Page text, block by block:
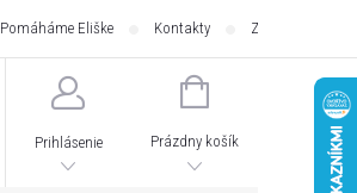
Pomáháme Eliške Kontakty Zásilkovna -
Prihlásenie
NÁKUPNÝ
Prázdny košík